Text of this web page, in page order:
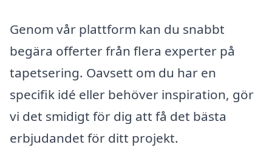
Genom vår plattform kan du snabbt
begära offerter från flera experter på
tapetsering. Oavsett om du har en
specifik idé eller behöver inspiration, gör
vi det smidigt för dig att få det bästa
erbjudandet för ditt projekt.